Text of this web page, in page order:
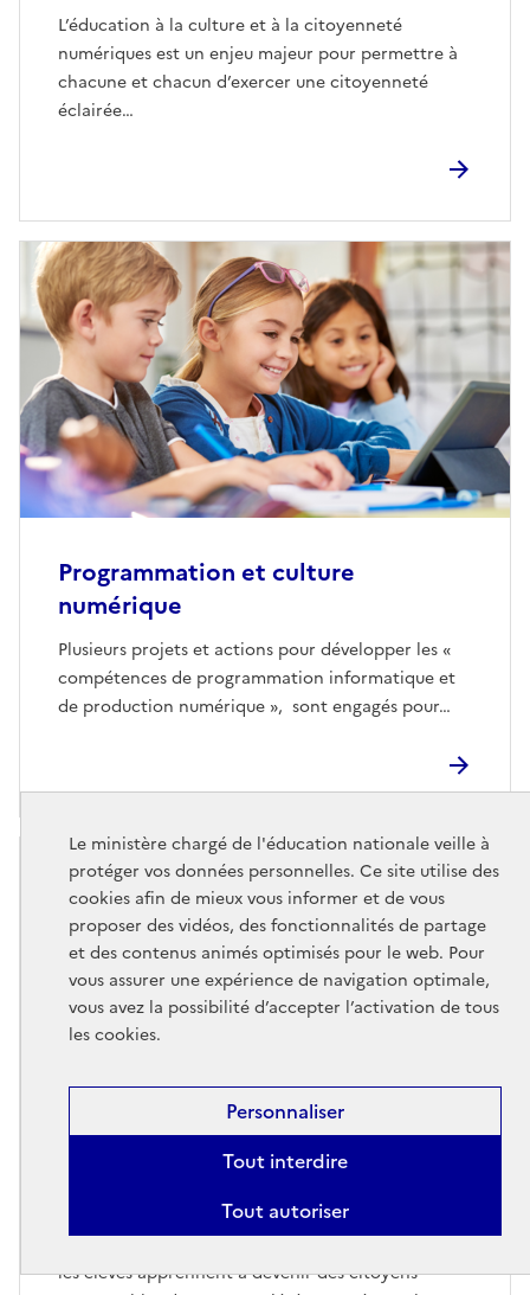
Le ministère chargé de l'éducation nationale veille à
protéger vos données personnelles. Ce site utilise des
cookies afin de mieux vous informer et de vous
proposer des vidéos, des fonctionnalités de partage
et des contenus animés optimisés pour le web. Pour
vous assurer une expérience de navigation optimale,
vous avez la possibilité d’accepter l’activation de tous
les cookies.
Tout autoriser
Tout interdire
Personnaliser
L’éducation à la culture et à la citoyenneté
numériques est un enjeu majeur pour permettre à
chacune et chacun d’exercer une citoyenneté
éclairée…
Programmation et culture
numérique
Plusieurs projets et actions pour développer les «
compétences de programmation informatique et
de production numérique », sont engagés pour…
Éducation aux médias et à
les élèves apprennent à devenir des citoyens